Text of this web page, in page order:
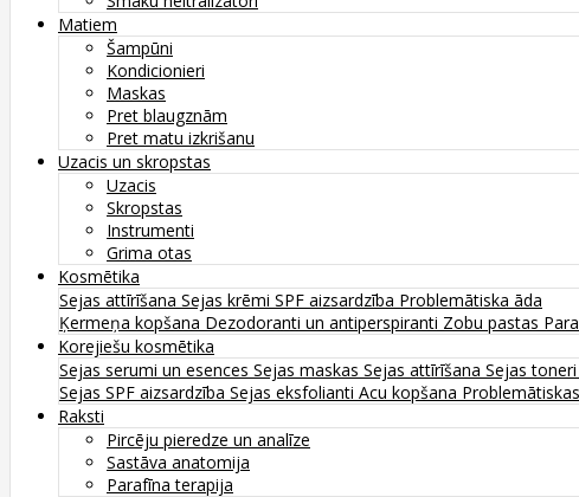
Matiem
Šampūni
Kondicionieri
Maskas
Pret blaugznām
Pret matu izkrišanu
Uzacis un skropstas
Uzacis
Skropstas
Instrumenti
Grima otas
Kosmētika
Sejas attīrīšana Sejas krēmi SPF aizsardzība Problemātiska āda
Ķermeņa kopšana Dezodoranti un antiperspiranti Zobu pastas
Korejiešu kosmētika
Sejas serumi un esences Sejas maskas Sejas attīrīšana Sejas toneri
Sejas SPF aizsardzība Sejas eksfolianti Acu kopšana
Raksti
Pircēju pieredze un analīze
Sastāva anatomija
Parafīna terapija